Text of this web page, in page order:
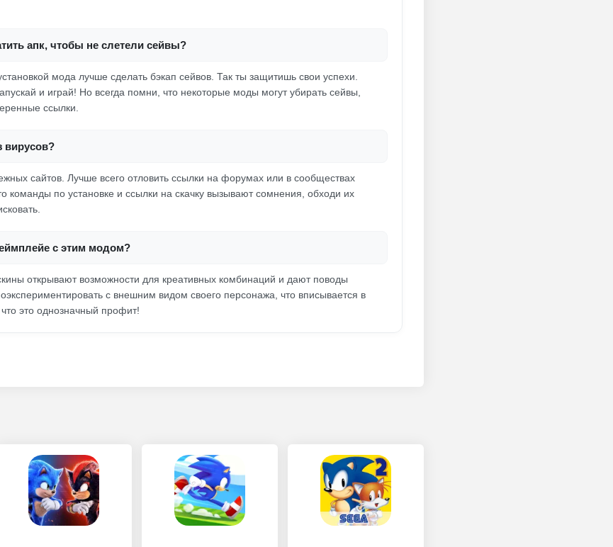
апк, чтобы не слетели сейвы?
мода лучше сделать бэкап сейвов. Так ты защитишь свои успехи.
и играй! Но всегда помни, что некоторые моды могут убирать сейвы,
ссылки.
вирусов?
сайтов. Лучше всего отловить ссылки на форумах или в сообществах
команды по установке и ссылки на скачку вызывают сомнения, обходи их
с этим модом?
открывают возможности для креативных комбинаций и дают поводы
с внешним видом своего персонажа, что вписывается в
это однозначный профит!